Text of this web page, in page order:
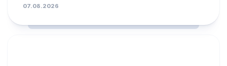
07.08.2026